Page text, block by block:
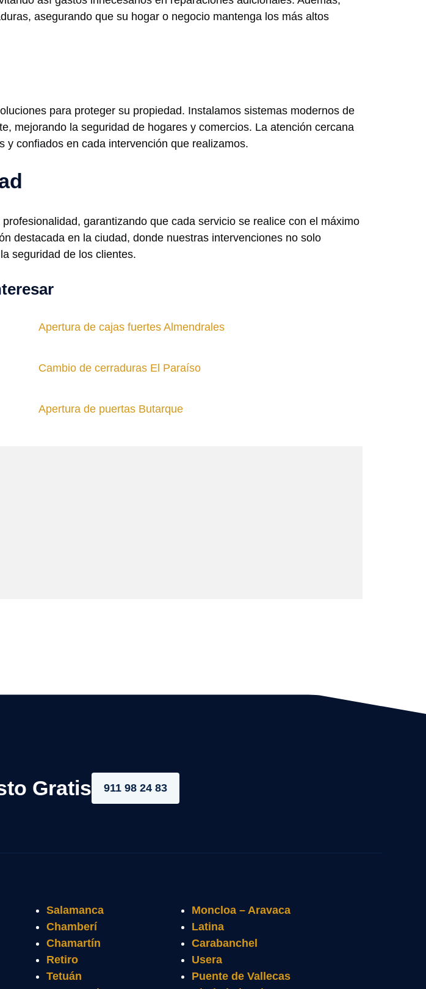
asegurando que su hogar o negocio mantenga los más altos
para proteger su propiedad. Instalamos sistemas modernos de
mejorando la seguridad de hogares y comercios. La atención cercana
confiados en cada intervención que realizamos.
garantizando que cada servicio se realice con el máximo
destacada en la ciudad, donde nuestras intervenciones no solo
seguridad de los clientes.
Apertura de cajas fuertes Almendrales
Cambio de cerraduras El Paraíso
Apertura de puertas Butarque
Gratis 911 98 24 83
Salamanca
Chamberí
Chamartín
Retiro
Tetuán
Moncloa – Aravaca
Latina
Carabanchel
Usera
Puente de Vallecas